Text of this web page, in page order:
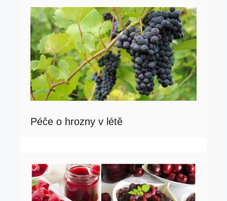
Péče o hrozny v létě